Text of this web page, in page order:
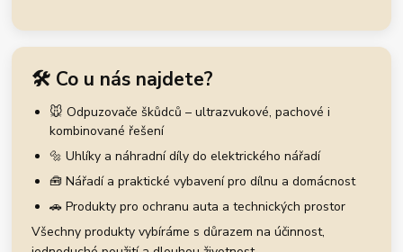
🛠️ Co u nás najdete?
🐭 Odpuzovače škůdců – ultrazvukové, pachové i
kombinované řešení
🔩 Uhlíky a náhradní díly do elektrického nářadí
🧰 Nářadí a praktické vybavení pro dílnu a domácnost
🚗 Produkty pro ochranu auta a technických prostor
Všechny produkty vybíráme s důrazem na účinnost,